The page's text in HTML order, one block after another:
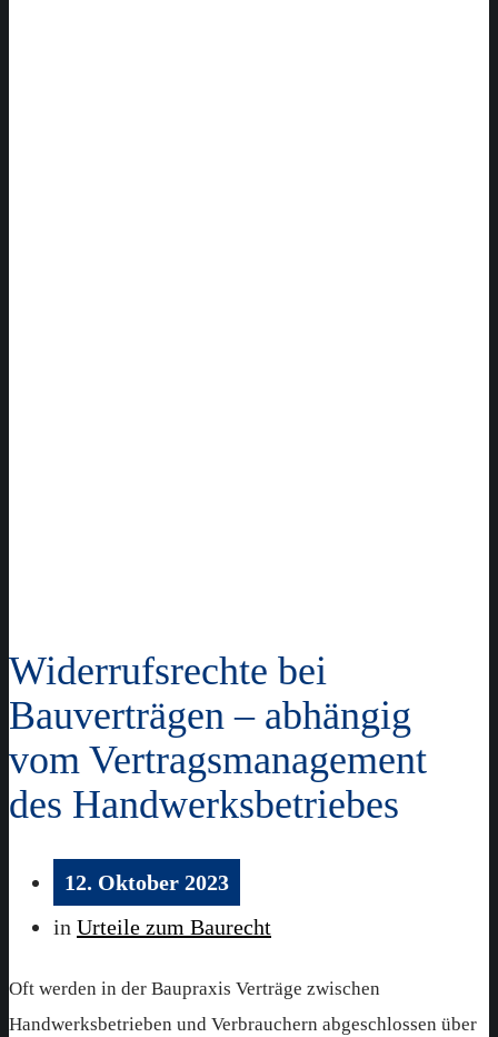
Widerrufsrechte bei
Bauverträgen – abhängig
vom Vertragsmanagement
des Handwerksbetriebes
12. Oktober 2023
in Urteile zum Baurecht
Oft werden in der Baupraxis Verträge zwischen
Handwerksbetrieben und Verbrauchern abgeschlossen über